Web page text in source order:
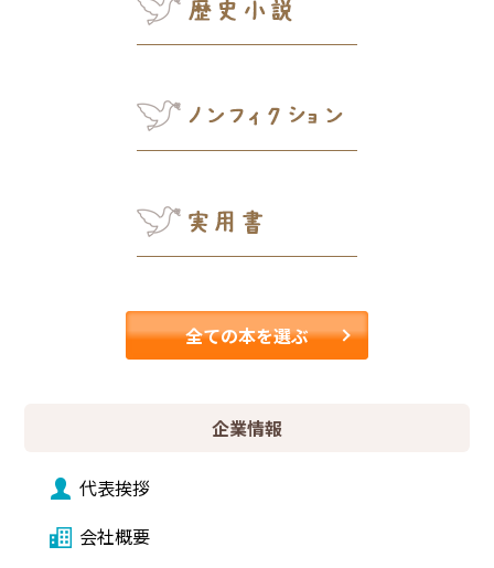
全ての本を選ぶ
企業情報
代表挨拶
会社概要